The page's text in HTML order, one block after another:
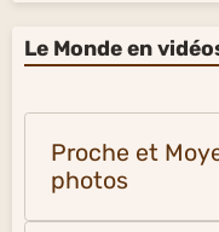
Le Monde en
Proche et
photos